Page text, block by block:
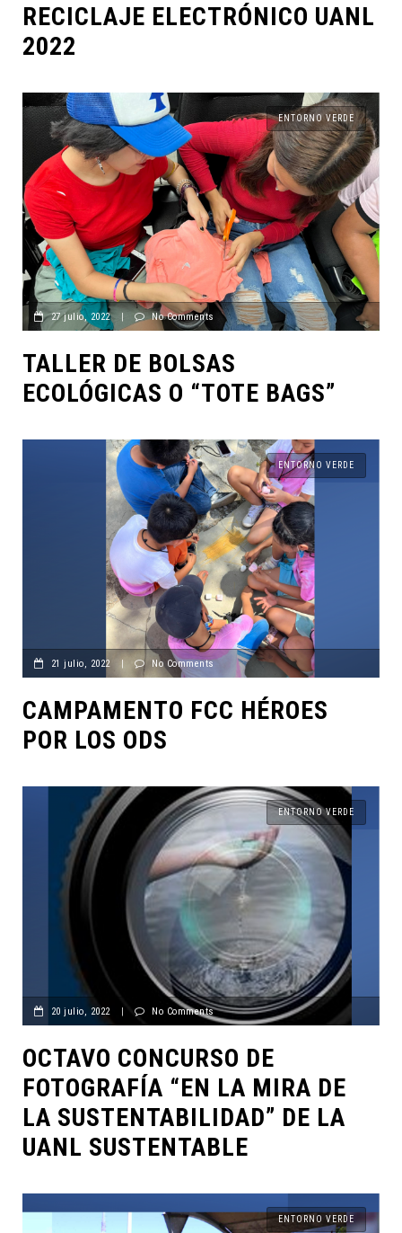
RECICLAJE ELECTRÓNICO UANL
2022
ENTORNO VERDE
27 julio, 2022 | No Comments
TALLER DE BOLSAS
ECOLÓGICAS O “TOTE BAGS”
ENTORNO VERDE
21 julio, 2022 No Comments
CAMPAMENTO FCC HÉROES
POR LOS ODS
ENTORNO VERDE
20 julio, 2022 | No Comments
OCTAVO CONCURSO DE
FOTOGRAFÍA “EN LA MIRA DE
LA SUSTENTABILIDAD” DE LA
UANL SUSTENTABLE
ENTORNO VERDE